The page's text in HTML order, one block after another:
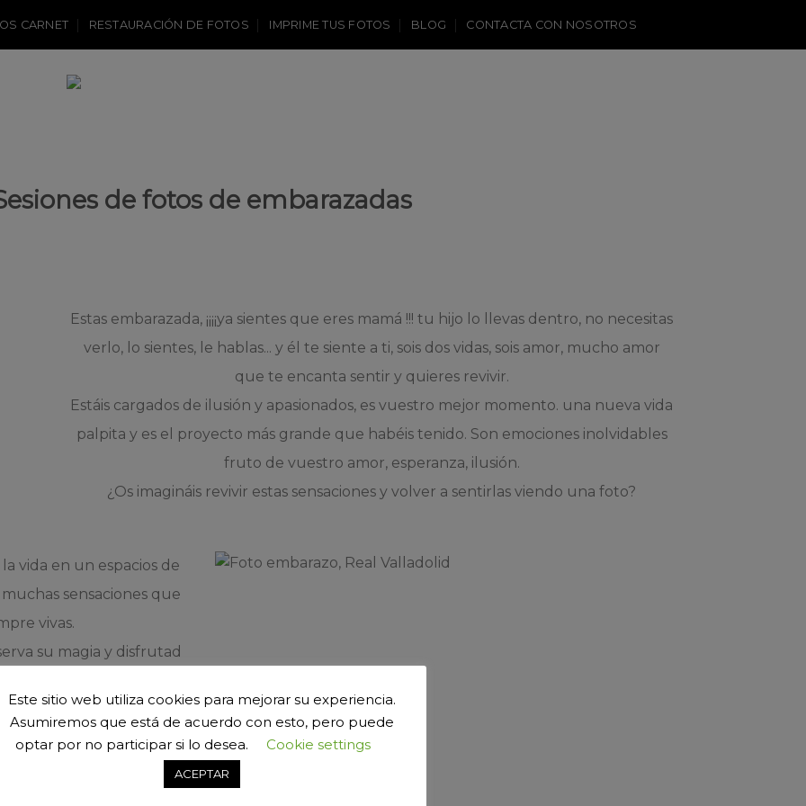
CARNET RESTAURACIÓN DE FOTOS IMPRIME TUS FOTOS BLOG CONTACTA CON NOSOTROS
de fotos de embarazadas
Estas embarazada, ¡¡¡¡ya sientes que eres mamá !!! tu hijo lo llevas dentro, no necesitas
verlo, lo sientes, le hablas... y él te siente a ti, sois dos vidas, sois amor, mucho amor
que te encanta sentir y quieres revivir.
Estáis cargados de ilusión y apasionados, es vuestro mejor momento. una nueva vida
palpita y es el proyecto más grande que habéis tenido. Son emociones inolvidables
fruto de vuestro amor, esperanza, ilusión.
¿Os imagináis revivir estas sensaciones y volver a sentirlas viendo una foto?
vida en un espacios de
sensaciones que
vivas.
su magia y disfrutad
merece la ocasión.
favoritos, háblame de
color que más te
a tus sentimientos y
se merece mucho
Este sitio web utiliza cookies para mejorar su experiencia.
Asumiremos que está de acuerdo con esto, pero puede
optar por no participar si lo desea.
Cookie settings
ACEPTAR